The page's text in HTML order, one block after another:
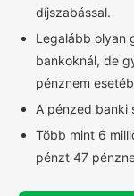
díjszabással.
Legalább olyan
bankoknál, de
pénznem
A pénzed banki
Több mint 6
pénzt 47